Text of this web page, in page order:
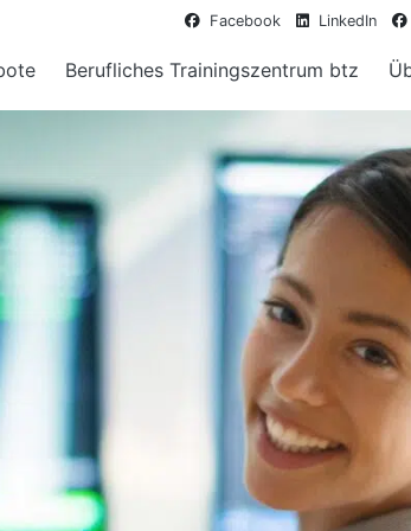
Facebook LinkedIn
Berufliches Trainingszentrum btz